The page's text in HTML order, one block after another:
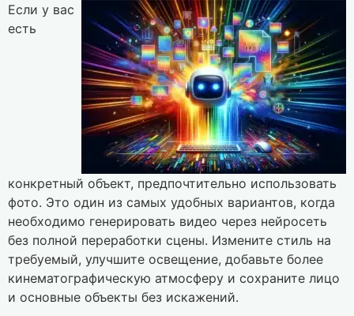
Если у вас
есть
конкретный объект, предпочтительно использовать
фото. Это один из самых удобных вариантов, когда
необходимо генерировать видео через нейросеть
без полной переработки сцены. Измените стиль на
требуемый, улучшите освещение, добавьте более
кинематографическую атмосферу и сохраните лицо
и основные объекты без искажений.